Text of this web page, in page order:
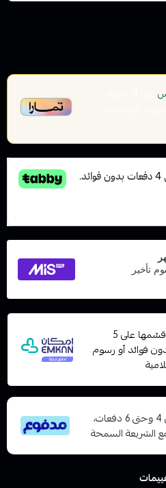
وقسّمها على 5
فوائد أو رسوم
قسم دفعاتك بطريقة ميسرة إلى 4 وحتى 6 دفعات،
الشريعة السمحة